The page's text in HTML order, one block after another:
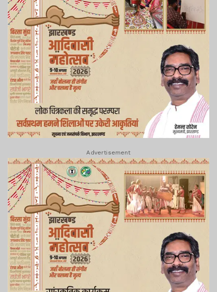
Advertisement